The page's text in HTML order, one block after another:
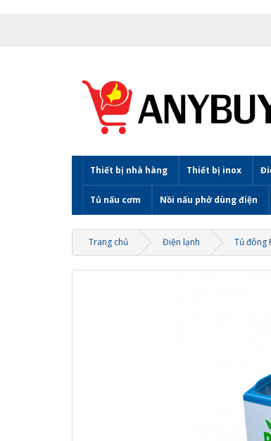
Thiết bị nhà hàng Thiết bị inox
Tủ nấu cơm Nồi nấu phở dùng điện
Trang chủ Điện lạnh Tủ đông